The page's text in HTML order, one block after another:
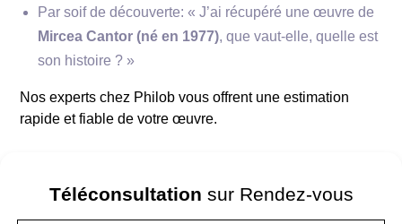
**Reconnaissance de l’oeuvre**
Par soif de découverte: « J’ai récupéré une œuvre de
Mircea Cantor (né en 1977), que vaut-elle, quelle est
son histoire ? »
Nos experts chez Philob vous offrent une estimation
rapide et fiable de votre œuvre.
Téléconsultation sur Rendez-vous